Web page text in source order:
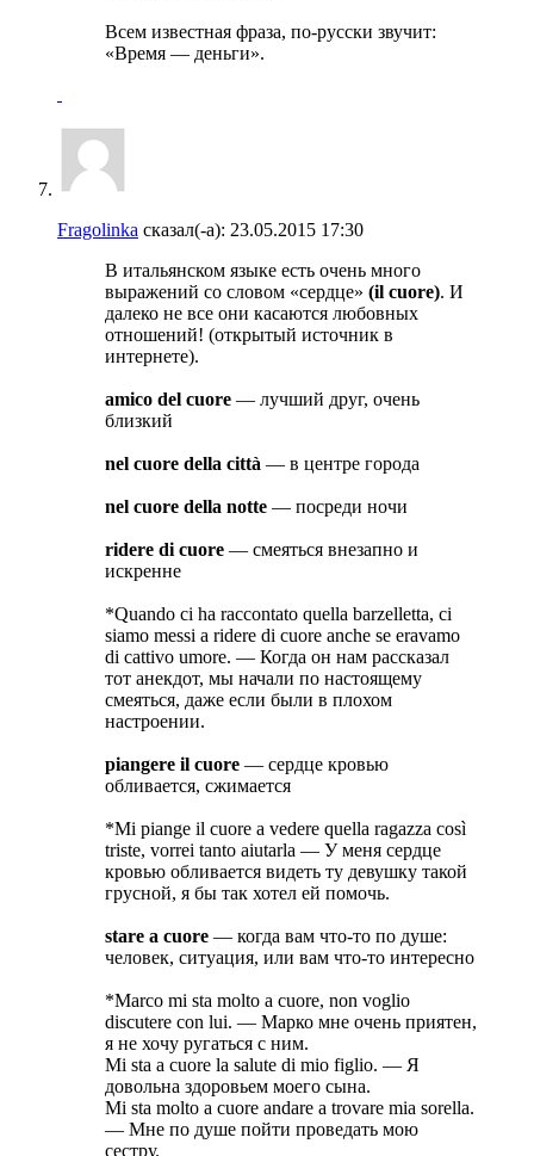
Всем известная фраза, по-русски звучит:
«Время — деньги».
Fragolinka сказал(-а): 23.05.2015 17:30
В итальянском языке есть очень много
выражений со словом «сердце» (il cuore). И
далеко не все они касаются любовных
отношений! (открытый источник в
интернете).
amico del cuore — лучший друг, очень
близкий
nel cuore della città — в центре города
nel cuore della notte — посреди ночи
ridere di cuore — смеяться внезапно и
искренне
*Quando ci ha raccontato quella barzelletta, ci
siamo messi a ridere di cuore anche se eravamo
di cattivo umore. — Когда он нам рассказал
тот анекдот, мы начали по настоящему
смеяться, даже если были в плохом
настроении.
piangere il cuore — сердце кровью
обливается, сжимается
*Mi piange il cuore a vedere quella ragazza così
triste, vorrei tanto aiutarla — У меня сердце
кровью обливается видеть ту девушку такой
грусной, я бы так хотел ей помочь.
stare a cuore — когда вам что-то по душе:
человек, ситуация, или вам что-то интересно
*Marco mi sta molto a cuore, non voglio
discutere con lui. — Марко мне очень приятен,
я не хочу ругаться с ним.
Mi sta a cuore la salute di mio figlio. — Я
довольна здоровьем моего сына.
Mi sta molto a cuore andare a trovare mia sorella.
— Мне по душе пойти проведать мою
сестру.